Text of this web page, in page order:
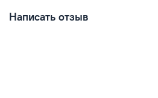
Написать отзыв